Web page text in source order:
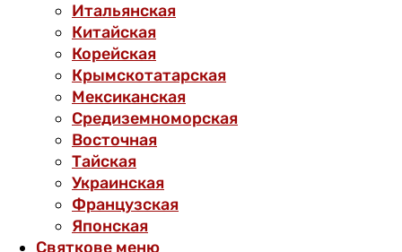
Итальянская
Китайская
Корейская
Крымскотатарская
Мексиканская
Средиземноморская
Восточная
Тайская
Украинская
Французская
Японская
Святкове меню